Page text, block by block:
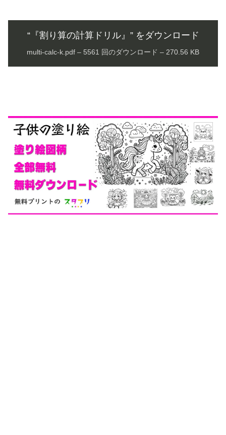
“『割り算の計算ドリル』” をダウンロード
multi-calc-k.pdf – 5561 回のダウンロード – 270.56 KB